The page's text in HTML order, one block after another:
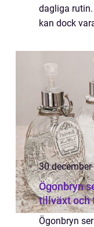
dagliga
kan dock
mellan. I
30
Ögonbryn
tillväxt och
Ögonbryn